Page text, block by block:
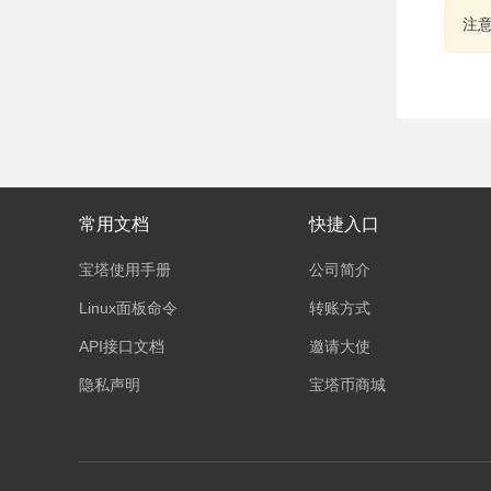
注
常用文档
宝塔使用手册
Linux面板命令
API接口文档
隐私声明
快捷入口
公司简介
转账方式
邀请大使
宝塔币商城